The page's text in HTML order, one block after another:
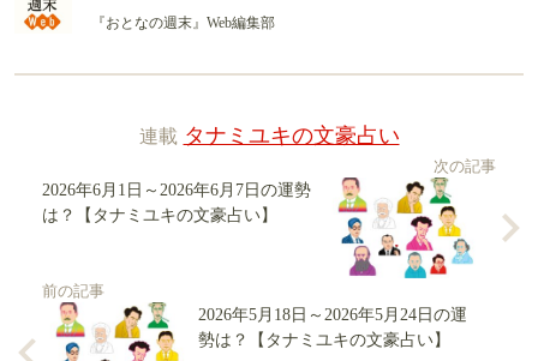
『おとなの週末』Web編集部
連載 タナミユキの文豪占い
次の記事
2026年6月1日～2026年6月7日の運勢
は？【タナミユキの文豪占い】
前の記事
2026年5月18日～2026年5月24日の運
勢は？【タナミユキの文豪占い】